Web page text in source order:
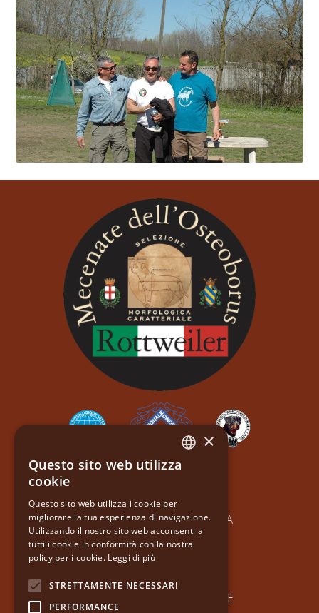
VIA GIRFALCO 26
61029 URBINO PU - ITALIA
PI: 03165720966
SDI: 5RUO82D
TRA ROMAGNA E MARCHE
×
Questo sito web utilizza
cookie
Questo sito web utilizza i cookie per
migliorare la tua esperienza di navigazione.
Utilizzando il nostro sito web acconsenti a
tutti i cookie in conformità con la nostra
policy per i cookie. Leggi di più
STRETTAMENTE NECESSARI
PERFORMANCE